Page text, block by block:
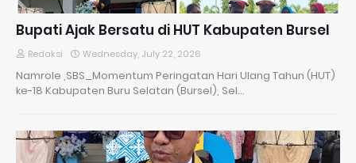
​Bupati Ajak Bersatu di HUT Kabupaten Bursel
Redaksi Wednesday, July 22, 2026
Namrole ,SBS_​Momentum Peringatan Hari Ulang Tahun (HUT)
ke-18 Kabupaten Buru Selatan (Bursel), Sel…